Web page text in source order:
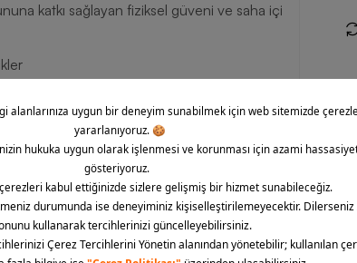
katkı sağlayan fiziksel güveni ve saha içi
ilham verdiği ileri düzey kramponla, oyunun
edebilir, sahada hızın ve tutuşun